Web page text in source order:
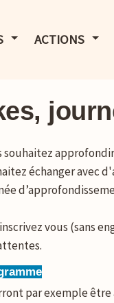
MENU
AFFICHER LE MENU
ACTIONS
souhaitez
échanger avec
vous (sans
par exemple être